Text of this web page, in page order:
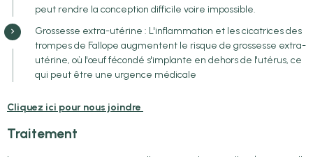
peut rendre la conception difficile voire impossible.
Grossesse extra-utérine : L'inflammation et les cicatrices des
trompes de Fallope augmentent le risque de grossesse extra-
utérine, où l'œuf fécondé s'implante en dehors de l'utérus, ce
qui peut être une urgence médicale
Cliquez ici pour nous joindre
Traitement